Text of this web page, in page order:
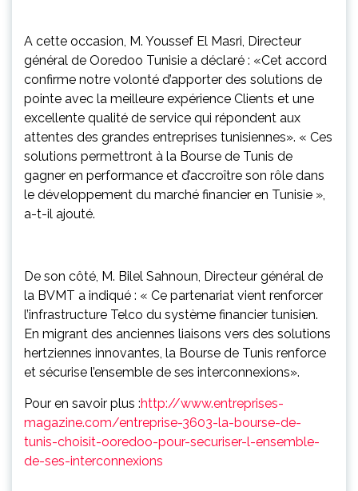
A cette occasion, M. Youssef El Masri, Directeur
général de Ooredoo Tunisie a déclaré : «Cet accord
confirme notre volonté d’apporter des solutions de
pointe avec la meilleure expérience Clients et une
excellente qualité de service qui répondent aux
attentes des grandes entreprises tunisiennes». « Ces
solutions permettront à la Bourse de Tunis de
gagner en performance et d’accroître son rôle dans
le développement du marché financier en Tunisie »,
a-t-il ajouté.
De son côté, M. Bilel Sahnoun, Directeur général de
la BVMT a indiqué : « Ce partenariat vient renforcer
l’infrastructure Telco du système financier tunisien.
En migrant des anciennes liaisons vers des solutions
hertziennes innovantes, la Bourse de Tunis renforce
et sécurise l’ensemble de ses interconnexions».
Pour en savoir plus :http://www.entreprises-
magazine.com/entreprise-3603-la-bourse-de-
tunis-choisit-ooredoo-pour-securiser-l-ensemble-
de-ses-interconnexions